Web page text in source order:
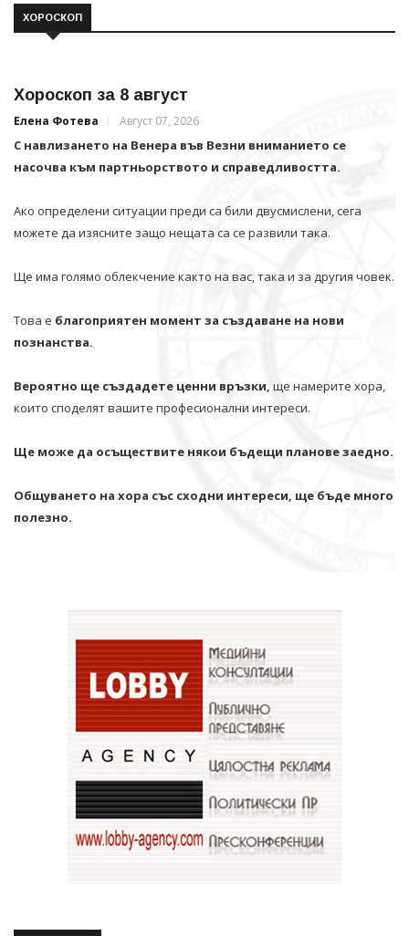
ХОРОСКОП
Хороскоп за 8 август
Елена Фотева Август 07, 2026
С навлизането на Венера във Везни вниманието се
насочва към партньорството и справедливостта.
Ако определени ситуации преди са били двусмислени, сега
можете да изясните защо нещата са се развили така.
Ще има голямо облекчение както на вас, така и за другия човек.
Това е благоприятен момент за създаване на нови
познанства.
Вероятно ще създадете ценни връзки, ще намерите хора,
които споделят вашите професионални интереси.
Ще може да осъществите някои бъдещи планове заедно.
Общуването на хора със сходни интереси, ще бъде много
полезно.